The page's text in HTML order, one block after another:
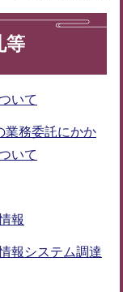
等
いて
業務委託にかか
いて
報
報システム調達